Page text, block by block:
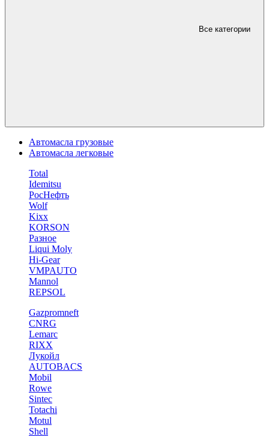
Все категории
Автомасла грузовые
Автомасла легковые
Total
Idemitsu
РосНефть
Wolf
Kixx
KORSON
Разное
Liqui Moly
Hi-Gear
VMPAUTO
Mannol
REPSOL
Gazpromneft
CNRG
Lemarc
RIXX
Лукойл
AUTOBACS
Mobil
Rowe
Sintec
Totachi
Motul
Shell